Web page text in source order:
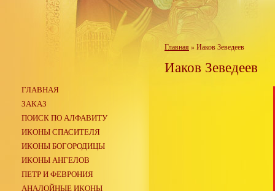
Главная» Иаков Зеведеев
Иаков Зеведеев
ГЛАВНАЯ
ЗАКАЗ
ПОИСК ПО АЛФАВИТУ
ИКОНЫ СПАСИТЕЛЯ
ИКОНЫ БОГОРОДИЦЫ
ИКОНЫ АНГЕЛОВ
ПЕТР И ФЕВРОНИЯ
АНАЛОЙНЫЕ ИКОНЫ